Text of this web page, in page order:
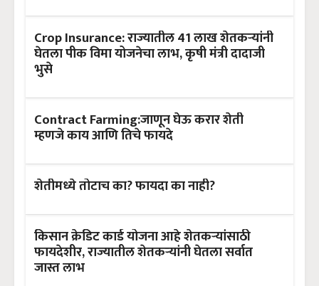
Crop Insurance: राज्यातील 41 लाख शेतकऱ्यांनी
घेतला पीक विमा योजनेचा लाभ, कृषी मंत्री दादाजी
भुसे
Contract Farming:जाणून घेऊ करार शेती
म्हणजे काय आणि तिचे फायदे
शेतीमध्ये तोटाच का? फायदा का नाही?
किसान क्रेडिट कार्ड योजना आहे शेतकऱ्यांसाठी
फायदेशीर, राज्यातील शेतकऱ्यांनी घेतला सर्वात
जास्त लाभ